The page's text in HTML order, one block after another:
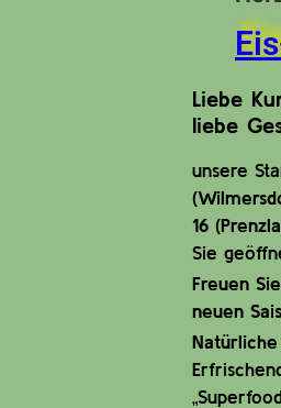
Liebe
liebe
unsere
16
Sie
Freuen
neuen